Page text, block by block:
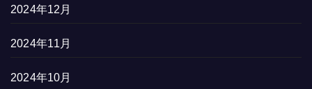
2024年12月
2024年11月
2024年10月